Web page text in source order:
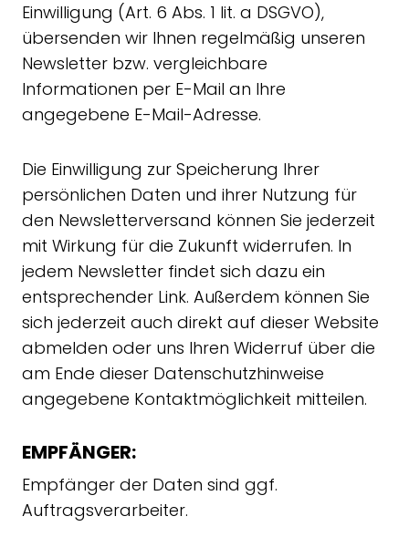
Einwilligung (Art. 6 Abs. 1 lit. a DSGVO),
übersenden wir Ihnen regelmäßig unseren
Newsletter bzw. vergleichbare
Informationen per E-Mail an Ihre
angegebene E-Mail-Adresse.
Die Einwilligung zur Speicherung Ihrer
persönlichen Daten und ihrer Nutzung für
den Newsletterversand können Sie jederzeit
mit Wirkung für die Zukunft widerrufen. In
jedem Newsletter findet sich dazu ein
entsprechender Link. Außerdem können Sie
sich jederzeit auch direkt auf dieser Website
abmelden oder uns Ihren Widerruf über die
am Ende dieser Datenschutzhinweise
angegebene Kontaktmöglichkeit mitteilen.
EMPFÄNGER:
Empfänger der Daten sind ggf.
Auftragsverarbeiter.